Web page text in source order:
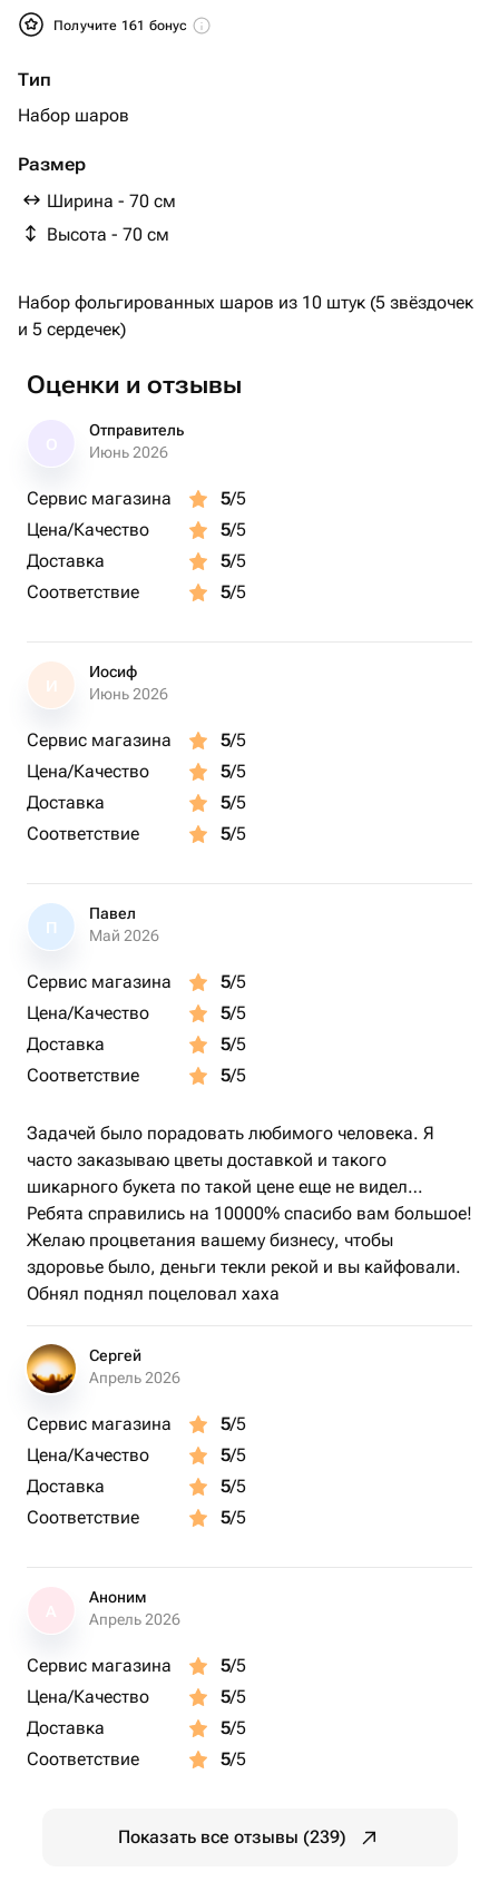
Получите 161 бонус
Тип
Набор шаров
Размер
Ширина - 70 см
Высота - 70 см
Набор фольгированных шаров из 10 штук (5 звёздочек
и 5 сердечек)
Оценки и отзывы
Отправитель
Июнь 2026
Сервис магазина 5/5
Цена/Качество
5/5
Доставка
5/5
Соответствие
5/5
И
Иосиф
Июнь 2026
Сервис магазина 5/5
Цена/Качество
5/5
Доставка
5/5
Соответствие
5/5
П
Павел
Май 2026
Сервис магазина 5/5
Цена/Качество
5/5
Доставка
5/5
Соответствие
5/5
Задачей было порадовать любимого человека. Я
часто заказываю цветы доставкой и такого
шикарного букета по такой цене еще не видел…
Ребята справились на 10000% спасибо вам большое!
Желаю процветания вашему бизнесу, чтобы
здоровье было, деньги текли рекой и вы кайфовали.
Обнял поднял поцеловал хаха
Сергей
Апрель 2026
Сервис магазина 5/5
Цена/Качество
5/5
Доставка
5/5
Соответствие
5/5
Аноним
Апрель 2026
Сервис магазина 5/5
Цена/Качество
5/5
Доставка
5/5
Соответствие
5/5
Показать все отзывы (239)